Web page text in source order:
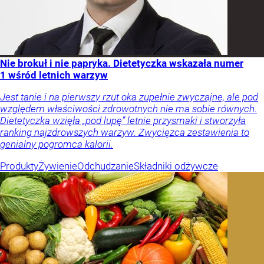
Nie brokuł i nie papryka. Dietetyczka wskazała numer
1 wśród letnich warzyw
Jest tanie i na pierwszy rzut oka zupełnie zwyczajne, ale pod
względem właściwości zdrowotnych nie ma sobie równych.
Dietetyczka wzięła „pod lupę” letnie przysmaki i stworzyła
ranking najzdrowszych warzyw. Zwycięzca zestawienia to
genialny pogromca kalorii.
ProduktyŻywienieOdchudzanieSkładniki odżywcze